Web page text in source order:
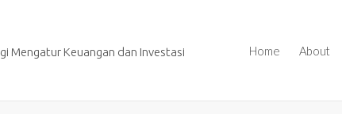
Mengatur Keuangan dan Investasi Home About